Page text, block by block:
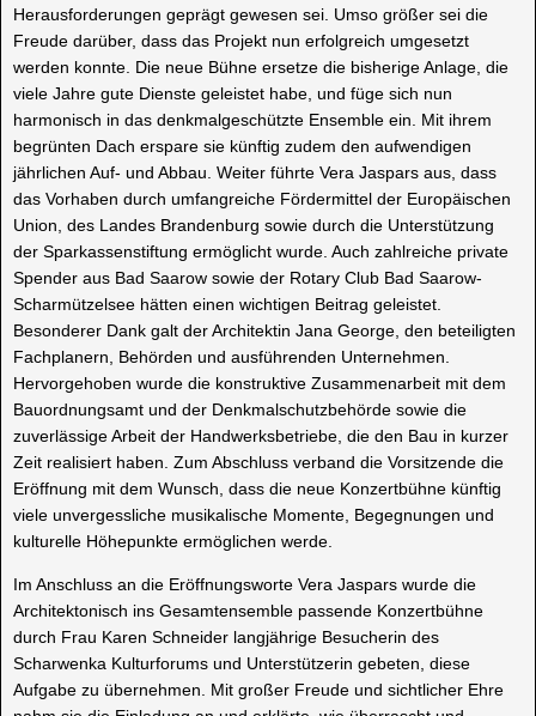
Herausforderungen geprägt gewesen sei. Umso größer sei die
Freude darüber, dass das Projekt nun erfolgreich umgesetzt
werden konnte. Die neue Bühne ersetze die bisherige Anlage, die
viele Jahre gute Dienste geleistet habe, und füge sich nun
harmonisch in das denkmalgeschützte Ensemble ein. Mit ihrem
begrünten Dach erspare sie künftig zudem den aufwendigen
jährlichen Auf- und Abbau. Weiter führte Vera Jaspars aus, dass
das Vorhaben durch umfangreiche Fördermittel der Europäischen
Union, des Landes Brandenburg sowie durch die Unterstützung
der Sparkassenstiftung ermöglicht wurde. Auch zahlreiche private
Spender aus Bad Saarow sowie der Rotary Club Bad Saarow-
Scharmützelsee hätten einen wichtigen Beitrag geleistet.
Besonderer Dank galt der Architektin Jana George, den beteiligten
Fachplanern, Behörden und ausführenden Unternehmen.
Hervorgehoben wurde die konstruktive Zusammenarbeit mit dem
Bauordnungsamt und der Denkmalschutzbehörde sowie die
zuverlässige Arbeit der Handwerksbetriebe, die den Bau in kurzer
Zeit realisiert haben. Zum Abschluss verband die Vorsitzende die
Eröffnung mit dem Wunsch, dass die neue Konzertbühne künftig
viele unvergessliche musikalische Momente, Begegnungen und
kulturelle Höhepunkte ermöglichen werde.
Im Anschluss an die Eröffnungsworte Vera Jaspars wurde die
Architektonisch ins Gesamtensemble passende Konzertbühne
durch Frau Karen Schneider langjährige Besucherin des
Scharwenka Kulturforums und Unterstützerin gebeten, diese
Aufgabe zu übernehmen. Mit großer Freude und sichtlicher Ehre